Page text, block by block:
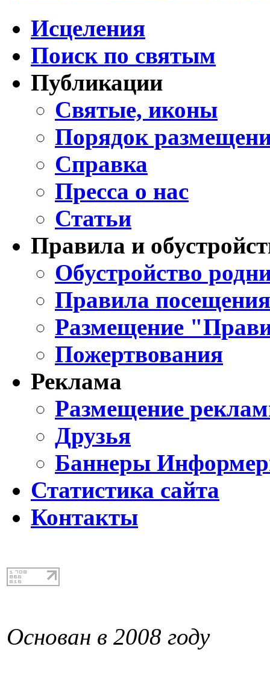
Исцеления
Поиск по святым
Публикации
Святые, иконы
Порядок
Справка
Пресса о нас
Статьи
Правила и
Обустройство
Правила
Размещение
Пожертвования
Реклама
Размещение
Друзья
Баннеры
Статистика сайта
Контакты
Основан в 2008 году